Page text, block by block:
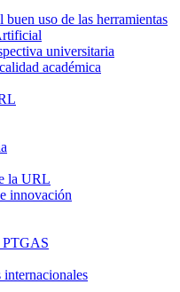
buen uso de las herramientas
universitaria
académica
la URL
innovación
PTGAS
internacionales